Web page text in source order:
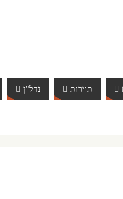
תיירות נדל"ן